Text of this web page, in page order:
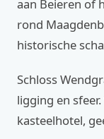
aan Beieren of
rond
historische
Schloss
ligging en
kasteelhotel,